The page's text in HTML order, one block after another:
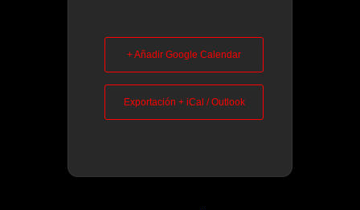
+ Añadir Google Calendar
Exportación + iCal / Outlook